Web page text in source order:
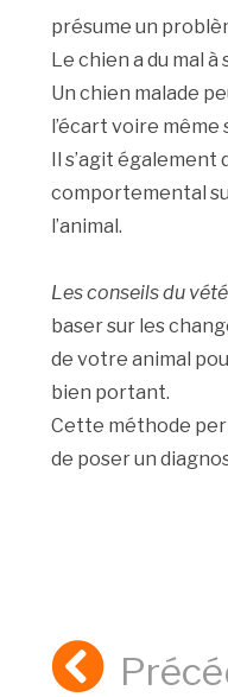
présume un
Le chien a du mal
Un chien malade
l’écart voire même
Il s’agit
comportemental
l’animal.
Les conseils du
baser sur les
de votre animal
bien portant.
Cette méthode
de poser un